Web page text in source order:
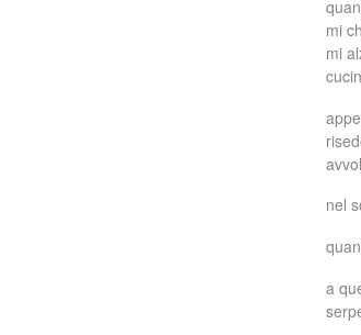
p
mi
mi
nel
a